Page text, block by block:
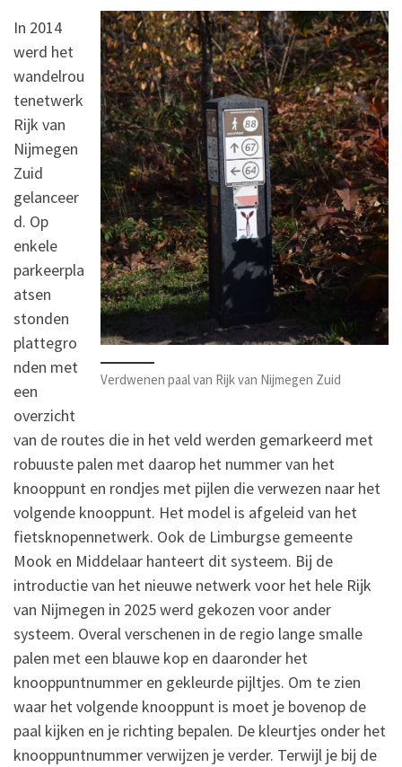
Verdwenen paal van Rijk van Nijmegen Zuid
In 2014
werd het
wandelrou
tenetwerk
Rijk van
Nijmegen
Zuid
gelanceer
d. Op
enkele
parkeerpla
atsen
stonden
plattegro
nden met
een
overzicht
van de routes die in het veld werden gemarkeerd met
robuuste palen met daarop het nummer van het
knooppunt en rondjes met pijlen die verwezen naar het
volgende knooppunt. Het model is afgeleid van het
fietsknopennetwerk. Ook de Limburgse gemeente
Mook en Middelaar hanteert dit systeem. Bij de
introductie van het nieuwe netwerk voor het hele Rijk
van Nijmegen in 2025 werd gekozen voor ander
systeem. Overal verschenen in de regio lange smalle
palen met een blauwe kop en daaronder het
knooppuntnummer en gekleurde pijltjes. Om te zien
waar het volgende knooppunt is moet je bovenop de
paal kijken en je richting bepalen. De kleurtjes onder het
knooppuntnummer verwijzen je verder. Terwijl je bij de